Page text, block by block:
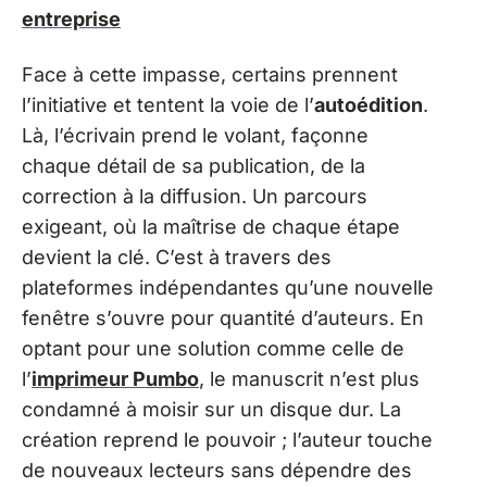
entreprise
Face à cette impasse, certains prennent
l’initiative et tentent la voie de l’autoédition.
Là, l’écrivain prend le volant, façonne
chaque détail de sa publication, de la
correction à la diffusion. Un parcours
exigeant, où la maîtrise de chaque étape
devient la clé. C’est à travers des
plateformes indépendantes qu’une nouvelle
fenêtre s’ouvre pour quantité d’auteurs. En
optant pour une solution comme celle de
l’imprimeur Pumbo, le manuscrit n’est plus
condamné à moisir sur un disque dur. La
création reprend le pouvoir ; l’auteur touche
de nouveaux lecteurs sans dépendre des